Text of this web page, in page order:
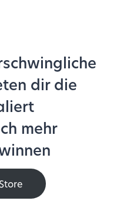
dir die
mehr